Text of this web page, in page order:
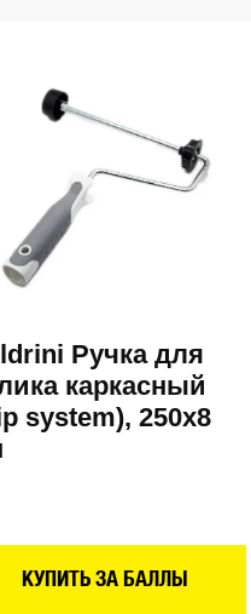
Ручка для
каркасный
system), 250х8
КУПИТЬ ЗА БАЛЛЫ